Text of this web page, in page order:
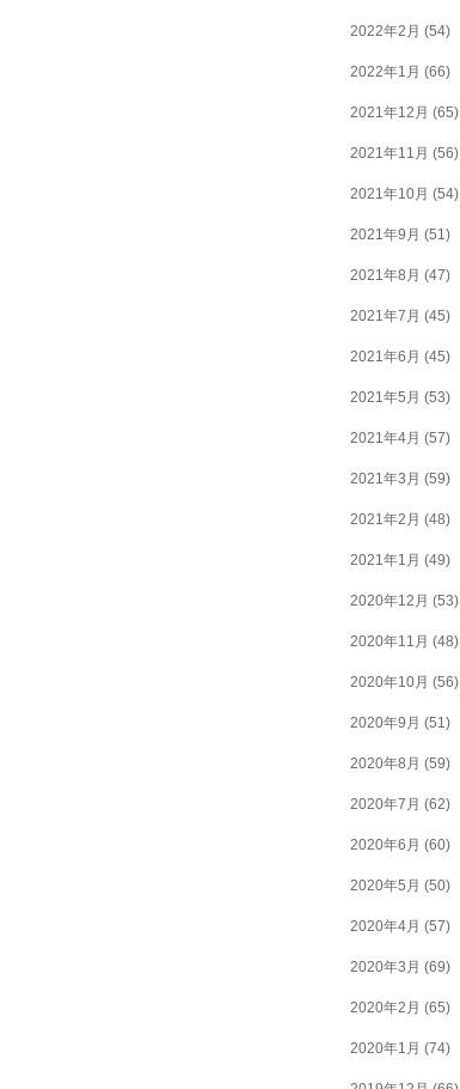
2022年2月 (54)
2022年1月 (66)
2021年12月 (65)
2021年11月 (56)
2021年10月 (54)
2021年9月 (51)
2021年8月 (47)
2021年7月 (45)
2021年6月 (45)
2021年5月 (53)
2021年4月 (57)
2021年3月 (59)
2021年2月 (48)
2021年1月 (49)
2020年12月 (53)
2020年11月 (48)
2020年10月 (56)
2020年9月 (51)
2020年8月 (59)
2020年7月 (62)
2020年6月 (60)
2020年5月 (50)
2020年4月 (57)
2020年3月 (69)
2020年2月 (65)
2020年1月 (74)